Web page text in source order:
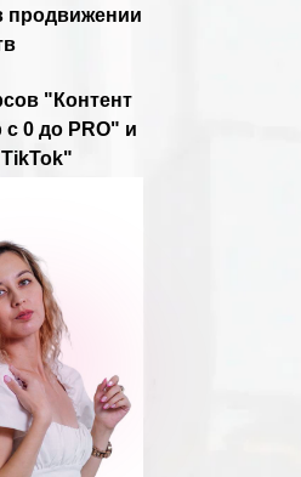
продвижении
"Контент
0 до PRO" и